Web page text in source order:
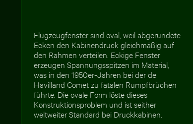
Flugzeugfenster sind oval, weil abgerundete
Ecken den Kabinendruck gleichmäßig auf
den Rahmen verteilen. Eckige Fenster
erzeugen Spannungsspitzen im Material,
was in den 1950er-Jahren bei der de
Havilland Comet zu fatalen Rumpfbrüchen
führte. Die ovale Form löste dieses
Konstruktionsproblem und ist seither
weltweiter Standard bei Druckkabinen.